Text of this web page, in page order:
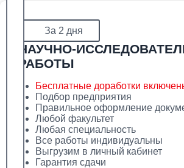
За 2 дня
НАУЧНО-
РАБОТЫ
Бесплатные доработки
Подбор предприятия
Правильное оформление
Любой факультет
Любая специальность
Все работы индивидуальны
Выгрузим в личный кабинет
Гарантия сдачи